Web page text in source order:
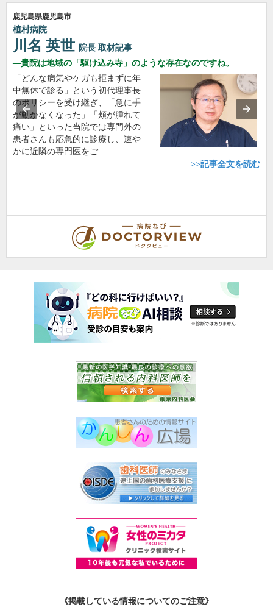
鹿児島県鹿児島市
植村病院
川名 英世 院長 取材記事
貴院は地域の「駆け込み寺」のような存在なのですね。
「どんな病気やケガも拒まずに年
中無休で診る」という初代理事長
のポリシーを受け継ぎ、「急に手
が動かなくなった」「頬が腫れて
痛い」といった当院では専門外の
患者さんも応急的に診療し、速や
かに近隣の専門医をご…
>>記事全文を読む
《掲載している情報についてのご注意》